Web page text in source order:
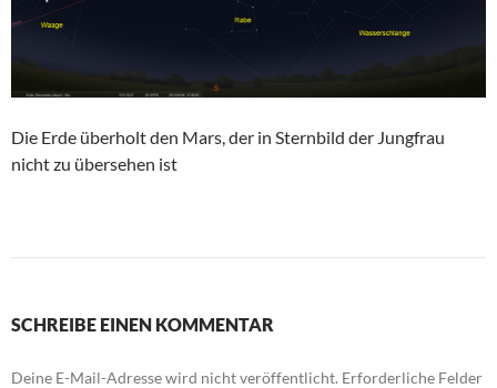
Die Erde überholt den Mars, der in Sternbild der Jungfrau
nicht zu übersehen ist
SCHREIBE EINEN KOMMENTAR
Deine E-Mail-Adresse wird nicht veröffentlicht. Erforderliche Felder